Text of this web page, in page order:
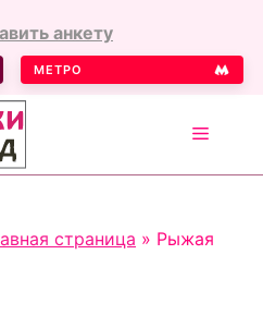
анкету
МЕТРО
MENU
страница » Рыжая